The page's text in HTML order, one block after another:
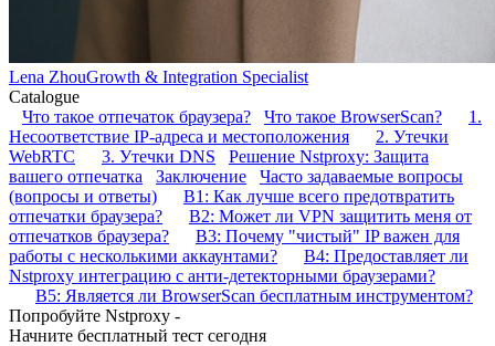
Lena ZhouGrowth & Integration Specialist
Catalogue
Что такое отпечаток браузера?
Что такое BrowserScan?
1.
Несоответствие IP-адреса и местоположения
2. Утечки
WebRTC
3. Утечки DNS
Решение Nstproxy: Защита
вашего отпечатка
Заключение
Часто задаваемые вопросы
(вопросы и ответы)
В1: Как лучше всего предотвратить
отпечатки браузера?
В2: Может ли VPN защитить меня от
отпечатков браузера?
В3: Почему "чистый" IP важен для
работы с несколькими аккаунтами?
В4: Предоставляет ли
Nstproxy интеграцию с анти-детекторными браузерами?
В5: Является ли BrowserScan бесплатным инструментом?
Попробуйте Nstproxy -
Начните бесплатный тест сегодня